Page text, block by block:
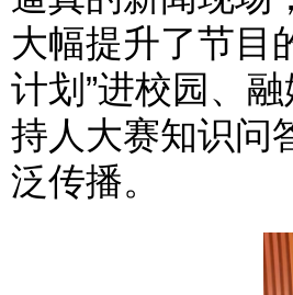
大幅提升了节目
计划”进校园、
持人大赛知识问
泛传播。